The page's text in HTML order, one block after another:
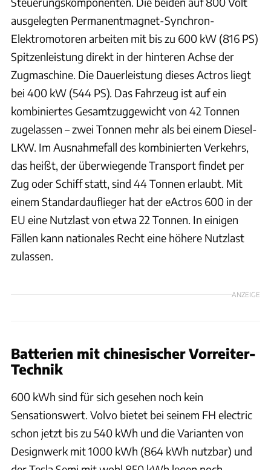
ausgelegten Permanentmagnet-Synchron-
Elektromotoren arbeiten mit bis zu 600 kW (816 PS)
Spitzenleistung direkt in der hinteren Achse der
Zugmaschine. Die Dauerleistung dieses Actros liegt
bei 400 kW (544 PS). Das Fahrzeug ist auf ein
kombiniertes Gesamtzuggewicht von 42 Tonnen
zugelassen – zwei Tonnen mehr als bei einem Diesel-
LKW. Im Ausnahmefall des kombinierten Verkehrs,
das heißt, der überwiegende Transport findet per
Zug oder Schiff statt, sind 44 Tonnen erlaubt. Mit
einem Standardauflieger hat der eActros 600 in der
EU eine Nutzlast von etwa 22 Tonnen. In einigen
Fällen kann nationales Recht eine höhere Nutzlast
zulassen.
ANZEIGE
Batterien mit chinesischer Vorreiter-
Technik
600 kWh sind für sich gesehen noch kein
Sensationswert. Volvo bietet bei seinem FH electric
schon jetzt bis zu 540 kWh und die Varianten von
Designwerk mit 1000 kWh (864 kWh nutzbar) und